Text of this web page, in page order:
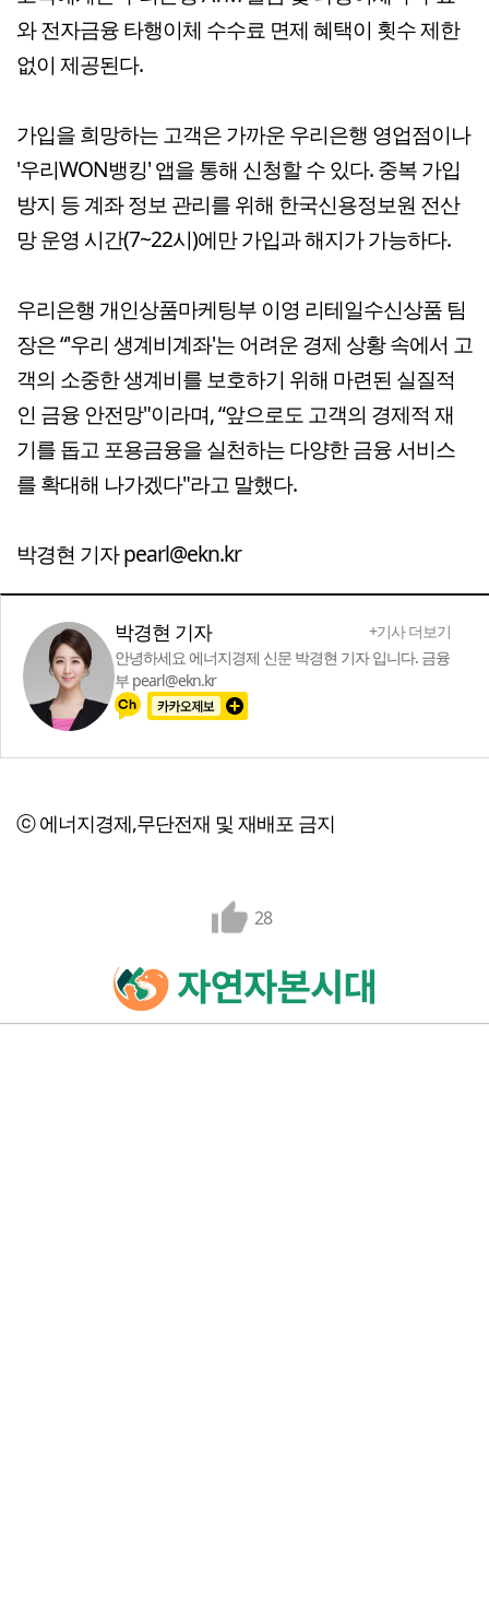
와 전자금융 타행이체 수수료 면제 혜택이 횟수 제한
없이 제공된다.
가입을 희망하는 고객은 가까운 우리은행 영업점이나
'우리WON뱅킹' 앱을 통해 신청할 수 있다. 중복 가입
방지 등 계좌 정보 관리를 위해 한국신용정보원 전산
망 운영 시간(7~22시)에만 가입과 해지가 가능하다.
우리은행 개인상품마케팅부 이영 리테일수신상품 팀
장은 “'우리 생계비계좌'는 어려운 경제 상황 속에서 고
객의 소중한 생계비를 보호하기 위해 마련된 실질적
인 금융 안전망"이라며, “앞으로도 고객의 경제적 재
기를 돕고 포용금융을 실천하는 다양한 금융 서비스
를 확대해 나가겠다"라고 말했다.
박경현 기자 pearl@ekn.kr
박경현 기자
+기사 더보기
안녕하세요 에너지경제 신문 박경현 기자 입니다. 금융
부 pearl@ekn.kr
ⓒ 에너지경제,무단전재 및 재배포 금지
28